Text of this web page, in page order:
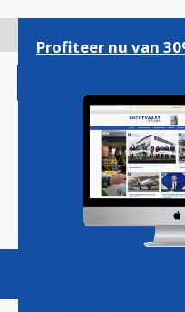
gaan
Magazine
Profiteer nu van